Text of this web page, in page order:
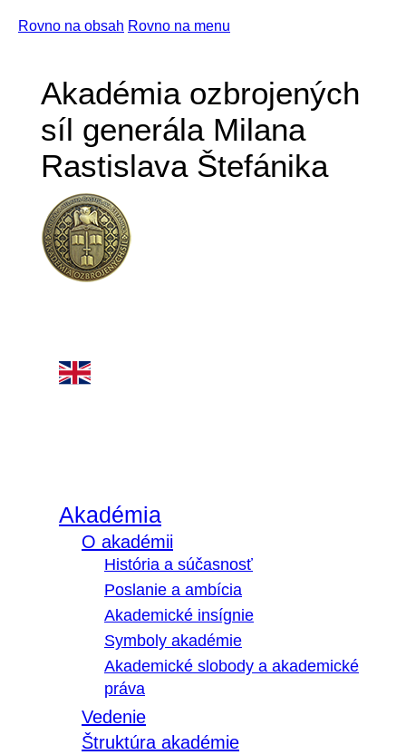
Rovno na obsah Rovno na menu
Akadémia ozbrojených
síl generála Milana
Rastislava Štefánika
Akadémia
O akadémii
História a súčasnosť
Poslanie a ambícia
Akademické insígnie
Symboly akadémie
Akademické slobody a akademické
práva
Vedenie
Štruktúra akadémie